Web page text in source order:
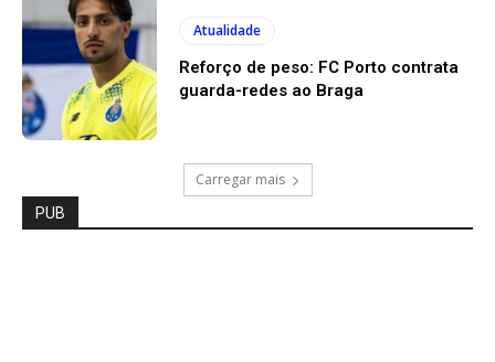
Atualidade
Reforço de peso: FC Porto contrata
guarda-redes ao Braga
Carregar mais
PUB